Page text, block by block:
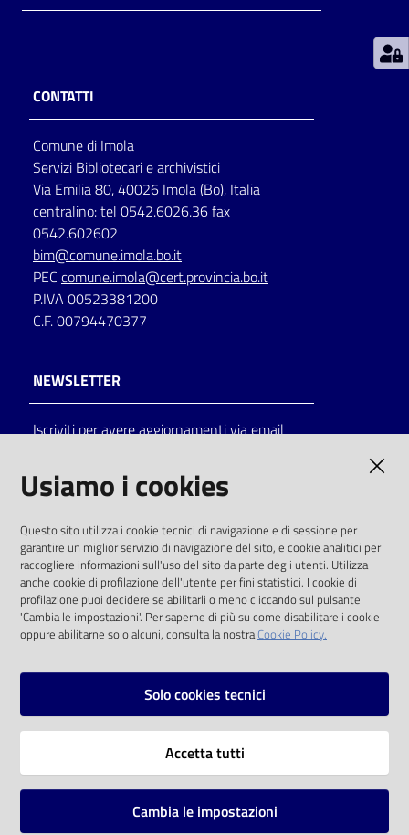
Decentrate
Seguici
su
on line
Eventi
Chiedi al
bibliotecario
Avvisi
CONTATTI
Comune di Imola
Servizi Bibliotecari e archivistici
Via Emilia 80, 40026 Imola (Bo), Italia
centralino: tel 0542.6026.36 fax
0542.602602
bim@comune.imola.bo.it
PEC comune.imola@cert.provincia.bo.it
P.IVA 00523381200
C.F. 00794470377
NEWSLETTER
Iscriviti per avere aggiornamenti via email
solo alle condizioni previste dalla direttiva
comunitaria 2003/98/CE e dal d.lgs. 36/2006
SOCIAL
Instagram
Vai alla pagina
Usiamo i cookies
Questo sito utilizza i cookie tecnici di navigazione e di sessione per
garantire un miglior servizio di navigazione del sito, e cookie analitici per
raccogliere informazioni sull'uso del sito da parte degli utenti. Utilizza
anche cookie di profilazione dell'utente per fini statistici. I cookie di
profilazione puoi decidere se abilitarli o meno cliccando sul pulsante
'Cambia le impostazioni'. Per saperne di più su come disabilitare i cookie
oppure abilitarne solo alcuni, consulta la nostraCookie Policy.
Solo cookies tecnici
Accetta tutti
Cambia le impostazioni